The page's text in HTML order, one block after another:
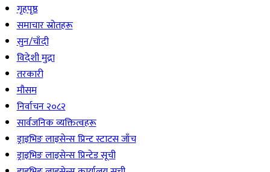
गृहपृष्ठ
समाचार स्रोतहरू
सुन/चाँदी
विदेशी मुद्रा
तरकारी
मौसम
निर्वाचन २०८२
सार्वजनिक व्यक्तित्वहरू
ड्राइभिङ लाइसेन्स प्रिन्ट स्टाटस जाँच
ड्राइभिङ लाइसेन्स प्रिन्टेड सूची